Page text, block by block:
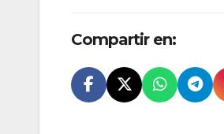
Compartir en: